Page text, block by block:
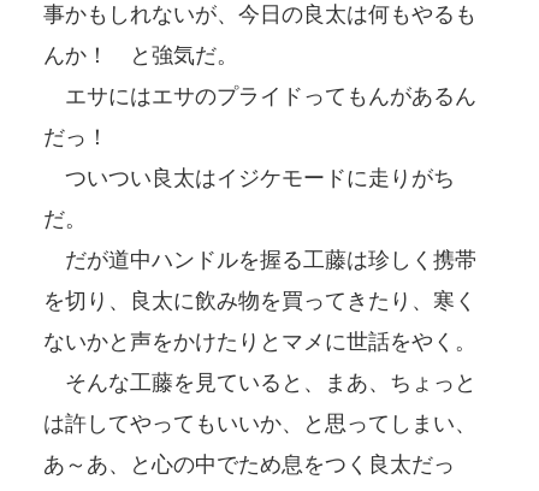
事かもしれないが、今日の良太は何もやるも
んか！ と強気だ。
エサにはエサのプライドってもんがあるん
だっ！
ついつい良太はイジケモードに走りがち
だ。
だが道中ハンドルを握る工藤は珍しく携帯
を切り、良太に飲み物を買ってきたり、寒く
ないかと声をかけたりとマメに世話をやく。
そんな工藤を見ていると、まあ、ちょっと
は許してやってもいいか、と思ってしまい、
あ～あ、と心の中でため息をつく良太だっ